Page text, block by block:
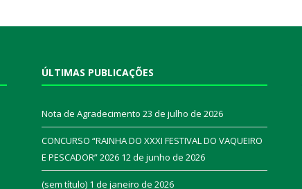
ÚLTIMAS PUBLICAÇÕES
Nota de Agradecimento 23 de julho de 2026
CONCURSO “RAINHA DO XXXI FESTIVAL DO VAQUEIRO
E PESCADOR” 2026 12 de junho de 2026
(sem título) 1 de janeiro de 2026